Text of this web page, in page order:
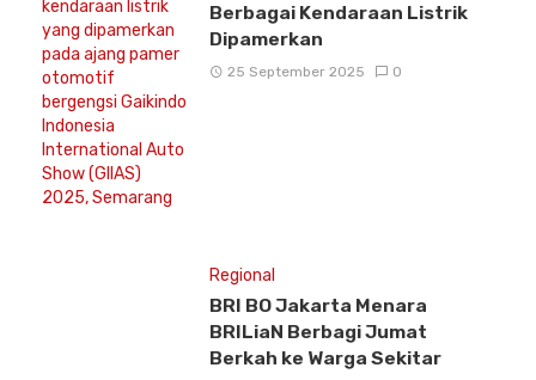
Berbagai Kendaraan Listrik
Dipamerkan
25 September 2025 0
Regional
BRI BO Jakarta Menara
BRILiaN Berbagi Jumat
Berkah ke Warga Sekitar